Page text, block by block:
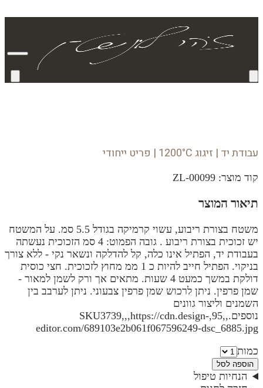
עבודת יד | זיגוג 1200°C | פריט ייחודי
קוד מוצר: ZL-00099
תיאור המוצר
משטח בצורת ריבוע, עשוי קרמיקה בגודל 5.5 סמ. על המשטח
יש זכוכית בצורת ריבוע . גובה הפמוט: 4 סמ הזכוכית נעשתה
בעבודת יד, הפתיל אינו כלה, קל להדלקה ונשאר נקי - ללא צורך
בניקוי. הפתיל חייב להיות כ 1 ממ מחוץ לזכוכית. חצי כוסית
דולקת במשך כמעט 4 שעות. מתאים אך ורק לשמן למאור -
שמן פרפין. ניתן לרכוש שמן פרפין צבעוני. ניתן לערבב בין
השמנים וליצור גוונים
נוספים.,,95,SKU3739,,,https://cdn.design-
editor.com/689103e2b061f067596249-dsc_6885.jpg
כמות
הוספה לסל
הנחיות טיפול